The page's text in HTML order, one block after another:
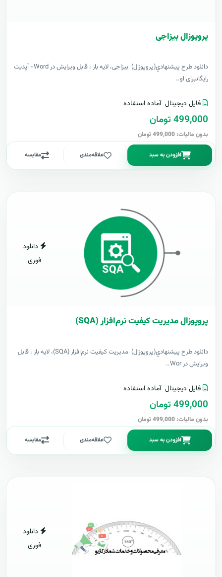
پروپوزال بیزاجی
دانلود طرح پيشنهادي(پروپوزال) بیزاجی، لایه باز ، قابل ویرایش در Word+ آپدیت
رایگانبرای او..
فایل دیجیتال آماده استفاده
499,000 تومان
بدون مالیات: 499,000 تومان
افزودن به سبد علاقه‌مندی مقایسه
دانلود
فوری
پروپوزال مدیریت کیفیت نرم‌افزار (SQA)
دانلود طرح پيشنهادي(پروپوزال) مدیریت کیفیت نرم‌افزار (SQA)، لایه باز ، قابل
ویرایش در Wor..
فایل دیجیتال آماده استفاده
499,000 تومان
بدون مالیات: 499,000 تومان
افزودن به سبد علاقه‌مندی مقایسه
دانلود
فوری